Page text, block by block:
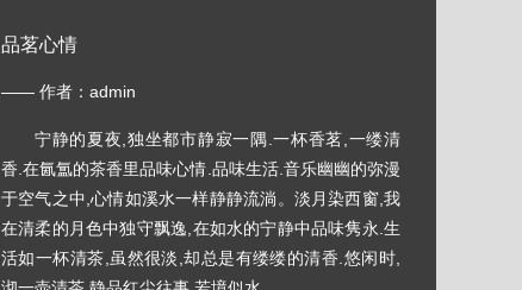
品茗心情
—— 作者：admin
宁静的夏夜,独坐都市静寂一隅.一杯香茗,一缕清
香.在氤氲的茶香里品味心情.品味生活.音乐幽幽的弥漫
于空气之中,心情如溪水一样静静流淌。淡月染西窗,我
在清柔的月色中独守飘逸,在如水的宁静中品味隽永.生
活如一杯清茶,虽然很淡,却总是有缕缕的清香.悠闲时,